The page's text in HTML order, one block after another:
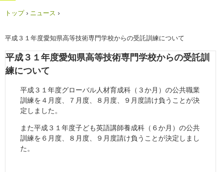
トップ › ニュース ›
平成３１年度愛知県高等技術専門学校からの受託訓練について
平成３１年度愛知県高等技術専門学校からの受託訓
練について
平成３１年度グローバル人材育成科（３か月）の公共職業
訓練を４月度、７月度、８月度、９月度請け負うことが決
定しました。
また平成３１年度子ども英語講師養成科（６か月）の公共
訓練を６月度、８月度、９月度請け負うことが決定しまし
た。